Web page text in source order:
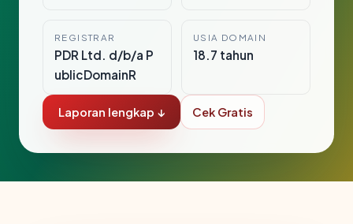
REGISTRAR
PDR Ltd. d/b/a P
ublicDomainR
USIA DOMAIN
18.7 tahun
Laporan lengkap ↓ Cek Gratis